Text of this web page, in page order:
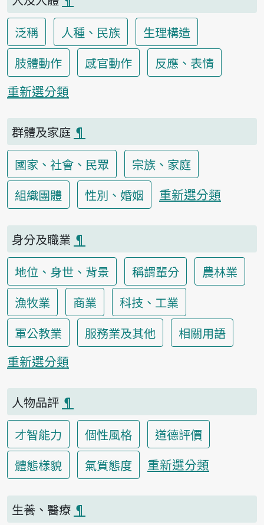
泛稱
人種、民族
生理構造
肢體動作
感官動作
反應、表情
重新選分類
群體及家庭 ¶
國家、社會、民眾
宗族、家庭
組織團體
性別、婚姻 重新選分類
身分及職業 ¶
地位、身世、背景
稱謂輩分
農林業
漁牧業
商業
科技、工業
軍公教業
服務業及其他
相關用語
重新選分類
人物品評 ¶
才智能力
個性風格
道德評價
體態樣貌
氣質態度 重新選分類
生養、醫療 ¶